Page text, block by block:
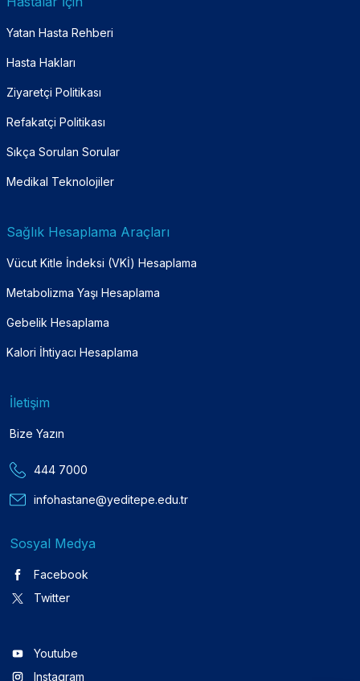
Yatan Hasta Rehberi
Hasta Hakları
Ziyaretçi Politikası
Refakatçi Politikası
Sıkça Sorulan Sorular
Medikal Teknolojiler
Sağlık Hesaplama Araçları
Vücut Kitle İndeksi (VKİ) Hesaplama
Metabolizma Yaşı Hesaplama
Gebelik Hesaplama
Kalori İhtiyacı Hesaplama
İletişim
Bize Yazın
444 7000
infohastane@yeditepe.edu.tr
Sosyal Medya
Facebook
Twitter
Youtube
Instagram